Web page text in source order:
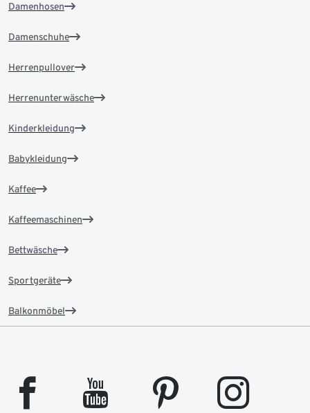
Damenhosen
Damenschuhe
Herrenpullover
Herrenunterwäsche
Kinderkleidung
Babykleidung
Kaffee
Kaffeemaschinen
Bettwäsche
Sportgeräte
Balkonmöbel
facebook youtube pinterest instagram